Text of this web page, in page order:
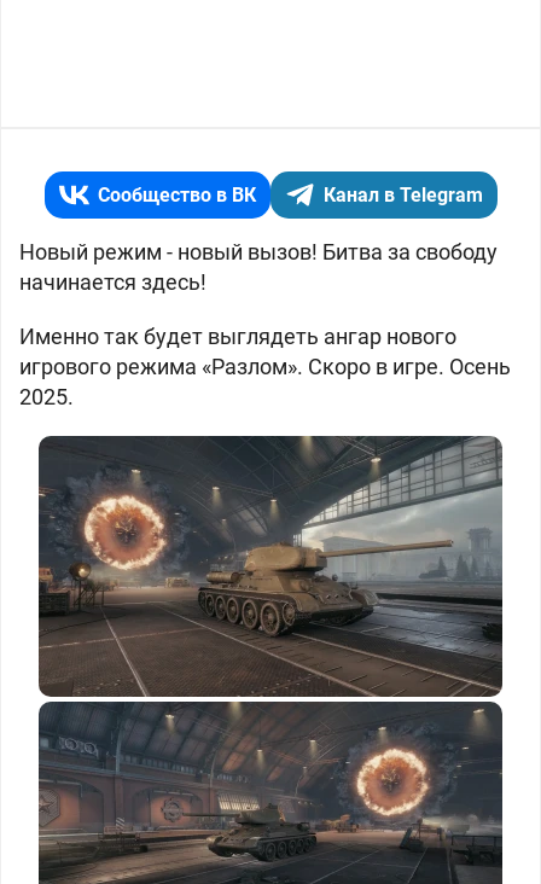
Сообщество в ВК Канал в Telegram
Новый режим - новый вызов! Битва за свободу
начинается здесь!
Именно так будет выглядеть ангар нового
игрового режима «Разлом». Скоро в игре. Осень
2025.